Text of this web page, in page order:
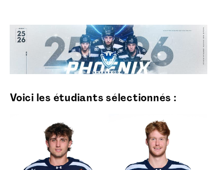
Voici les étudiants sélectionnés :